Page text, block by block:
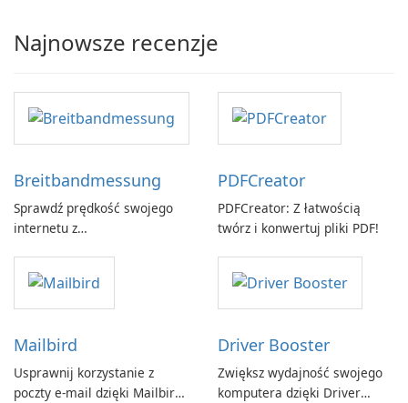
Najnowsze recenzje
Breitbandmessung
Sprawdź prędkość swojego
internetu z
GmbH!
PDFCreator
PDFCreator: Z łatwością
twórz i konwertuj pliki PDF!
Mailbird
Usprawnij korzystanie z
poczty e-mail dzięki Mailbird
Driver Booster
Zwiększ wydajność swojego
komputera dzięki Driver